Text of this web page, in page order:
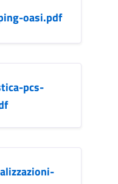
oasi.pdf
pcs-